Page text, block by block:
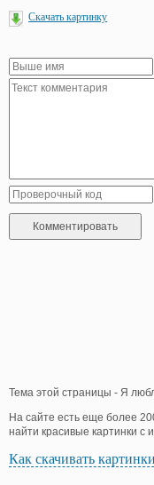
Скачать картинку
Тема этой страницы - Я
На сайте есть еще более
найти красивые картинки с
Как скачивать